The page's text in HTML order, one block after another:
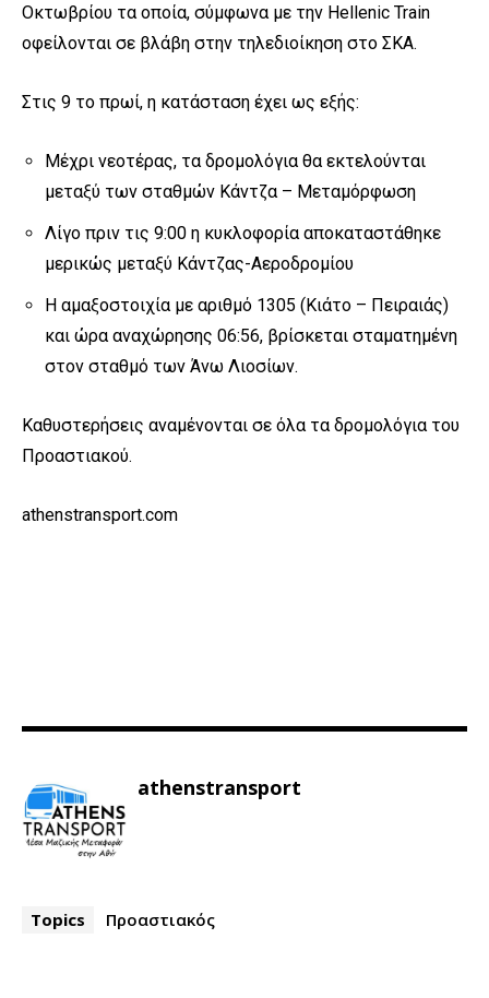
Οκτωβρίου τα οποία, σύμφωνα με την Hellenic Train
οφείλονται σε βλάβη στην τηλεδιοίκηση στο ΣΚΑ.
Στις 9 το πρωί, η κατάσταση έχει ως εξής:
Μέχρι νεοτέρας, τα δρομολόγια θα εκτελούνται
μεταξύ των σταθμών Κάντζα – Μεταμόρφωση
Λίγο πριν τις 9:00 η κυκλοφορία αποκαταστάθηκε
μερικώς μεταξύ Κάντζας-Αεροδρομίου
Η αμαξοστοιχία με αριθμό 1305 (Κιάτο – Πειραιάς)
και ώρα αναχώρησης 06:56, βρίσκεται σταματημένη
στον σταθμό των Άνω Λιοσίων.
Καθυστερήσεις αναμένονται σε όλα τα δρομολόγια του
Προαστιακού.
athenstransport.com
athenstransport
Topics Προαστιακός